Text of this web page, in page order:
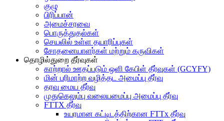
குழு
பிரிப்பான்
அமைச்சரவை
பொருத்துதல்கள்
செயலில் உள்ள தயாரிப்புகள்
சோதனையாளர்கள் மற்றும் கருவிகள்
தொழில்துறை தீர்வுகள்
காற்றால் ஊதப்படும் ஒளி கேபிள் தீர்வுகள் (GCYFY)
மின் பரிமாற்ற வழித்தட அமைப்பு தீர்வு
தரவு மைய தீர்வு
முதுகெலும்பு வலையமைப்பு அமைப்பு தீர்வு
FTTX தீர்வு
உயரமான கட்டிடத்திற்கான FTTx தீர்வு